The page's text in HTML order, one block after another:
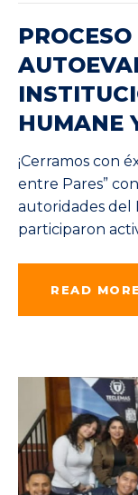
HUMANE
¡Cerramos con
entre Pares”
autoridades del
participaron
READ MORE